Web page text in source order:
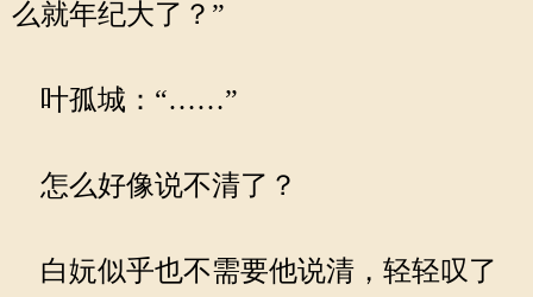
么就年纪大了？”
叶孤城：“……”
怎么好像说不清了？
白妧似乎也不需要他说清，轻轻叹了